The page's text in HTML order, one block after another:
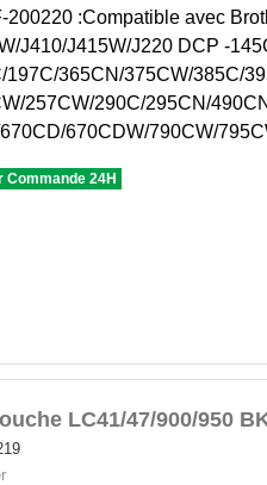
200220 :Compatible avec
J410/J415W/J220 DCP -
197C/365CN/375CW/385C/
257CW/290C/295CN/
670CDW/790CW/
Commande 24H
LC41/47/900/950